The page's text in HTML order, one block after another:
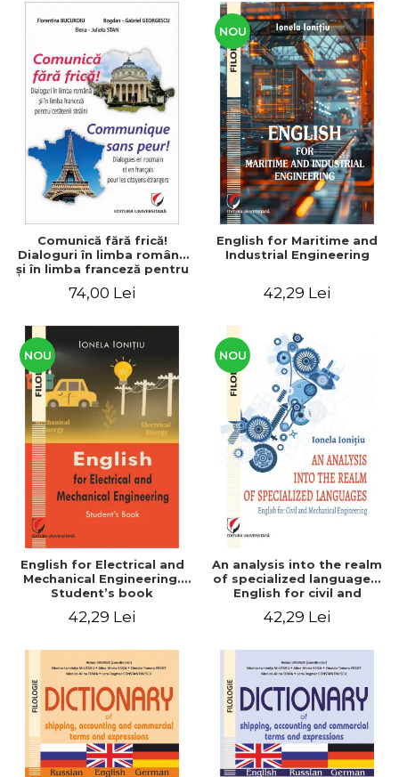
Comunică fără frică!
Dialoguri în limba română
şi în limba franceză pentru
străini/Communique sans
roumain et en français
pour les citoyens
étrangers
74,00 Lei
NOU
English for Maritime and
Industrial Engineering
42,29 Lei
NOU
English for Electrical and
Mechanical Engineering.
Student’s book
42,29 Lei
NOU
An analysis into the realm
of specialized languages.
English for civil and
42,29 Lei